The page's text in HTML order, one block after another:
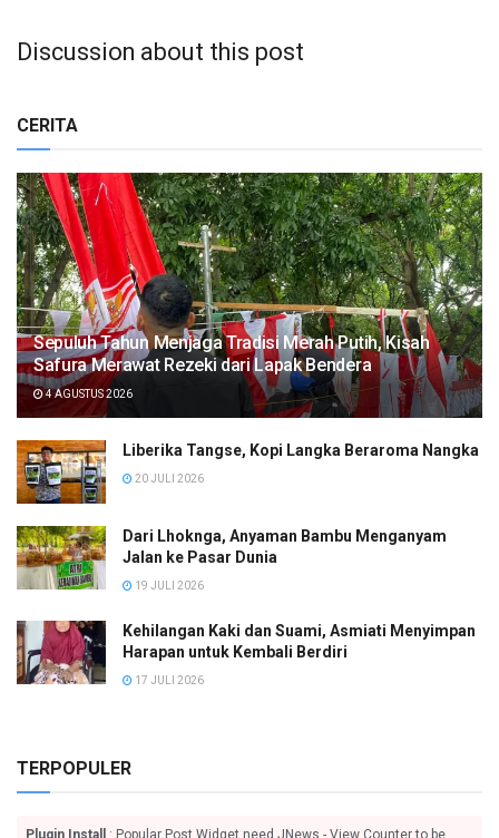
Discussion about this post
CERITA
Sepuluh Tahun Menjaga Tradisi Merah Putih, Kisah
Safura Merawat Rezeki dari Lapak Bendera
4 AGUSTUS 2026
Liberika Tangse, Kopi Langka Beraroma Nangka
20 JULI 2026
Dari Lhoknga, Anyaman Bambu Menganyam
Jalan ke Pasar Dunia
19 JULI 2026
Kehilangan Kaki dan Suami, Asmiati Menyimpan
Harapan untuk Kembali Berdiri
17 JULI 2026
TERPOPULER
Plugin Install : Popular Post Widget need JNews - View Counter to be